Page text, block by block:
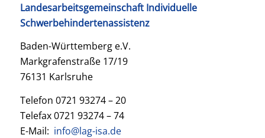
Landesarbeitsgemeinschaft Individuelle
Schwerbehindertenassistenz
Baden-Württemberg e.V.
Markgrafenstraße 17/19
76131 Karlsruhe
Telefon 0721 93274 – 20
Telefax 0721 93274 – 74
E-Mail: info@lag-isa.de